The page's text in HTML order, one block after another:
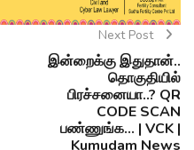
Next Post
இன்றைக்கு இதுதான்..
தொகுதியில்
பிரச்சனையா..? QR
CODE SCAN
பண்ணுங்க... | VCK |
Kumudam News